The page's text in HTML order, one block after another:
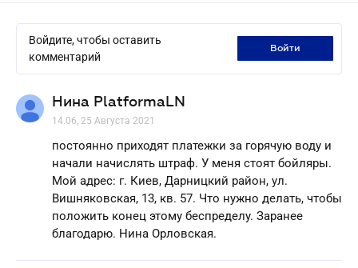
Войдите, чтобы оставить
комментарий
войти
Нина PlatformaLN
14.06, 25 Августа 2021
постоянно приходят платежки за горячую воду и
начали начислять штраф. У меня стоят бойляры.
Мой адрес: г. Киев, Дарницкий район, ул.
Вишняковская, 13, кв. 57. Что нужно делать, чтобы
положить конец этому беспределу. Заранее
благодарю. Нина Орловская.